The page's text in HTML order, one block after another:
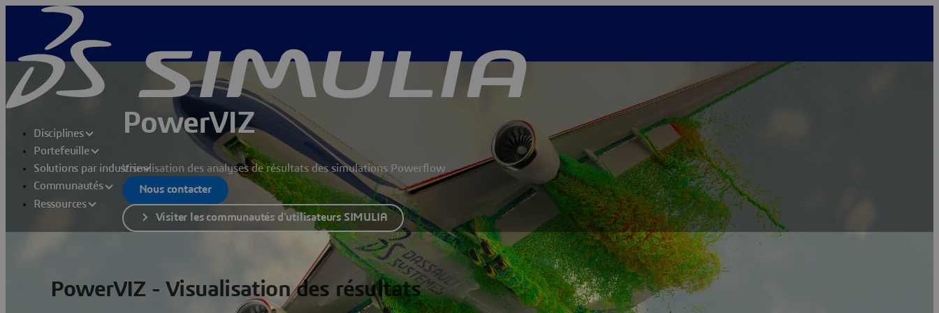
Disciplines
Portefeuille
Solutions par industrie
Communautés
Ressources
PowerVIZ
Visualisation des analyses de résultats des simulations Powerflow
Nous contacter
Visiter les communautés d'utilisateurs SIMULIA
PowerVIZ - Visualisation des résultats